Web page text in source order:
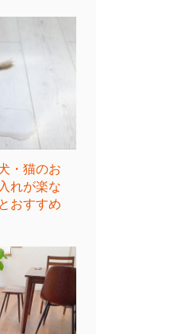
・猫のお
れが楽な
おすすめ